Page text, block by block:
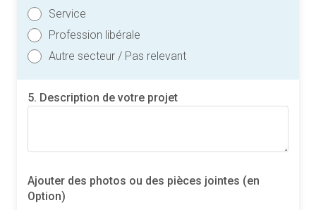
Service
Profession libérale
Autre secteur / Pas relevant
5. Description de votre projet
Ajouter des photos ou des pièces jointes (en
Option)